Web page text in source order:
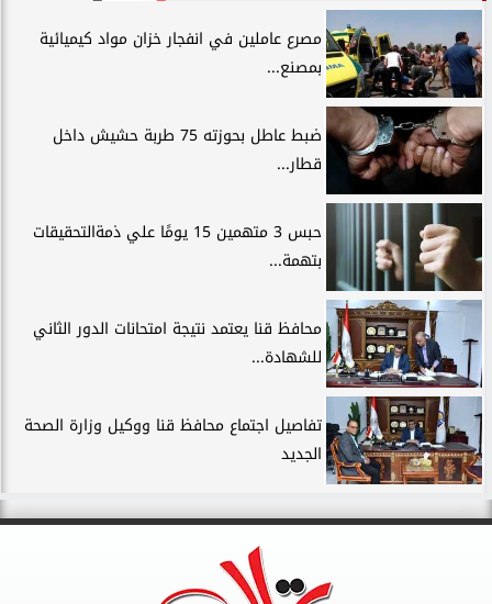
مصرع عاملين في انفجار خزان مواد كيميائية
بمصنع...
ضبط عاطل بحوزته 75 طربة حشيش داخل
قطار...
حبس 3 متهمين 15 يومًا علي ذمةالتحقيقات
بتهمة...
محافظ قنا يعتمد نتيجة امتحانات الدور الثاني
للشهادة...
تفاصيل اجتماع محافظ قنا ووكيل وزارة الصحة
الجديد